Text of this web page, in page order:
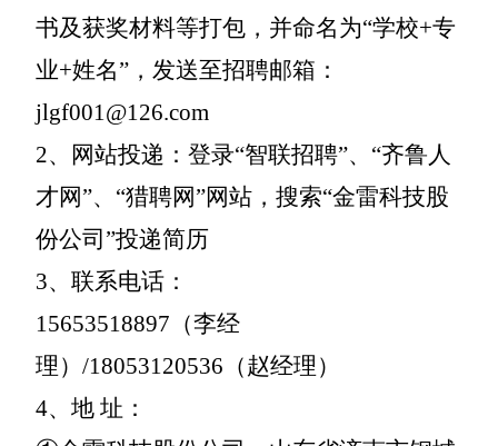
书及获奖材料等打包，并命名为“学校+专
业+姓名”，发送至招聘邮箱：
jlgf001@126.com
2、网站投递：登录“智联招聘”、“齐鲁人
才网”、“猎聘网”网站，搜索“金雷科技股
份公司”投递简历
3、联系电话：
15653518897（李经
理）/18053120536（赵经理）
4、地 址：